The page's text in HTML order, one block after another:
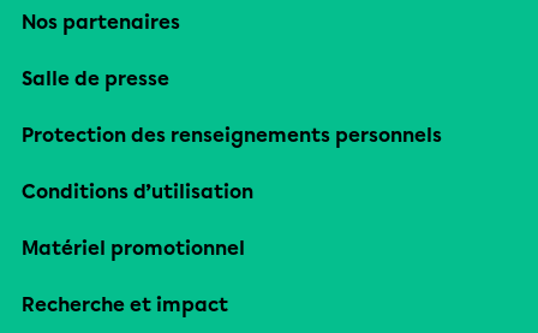
Nos partenaires
Salle de presse
Protection des renseignements personnels
Conditions d’utilisation
Matériel promotionnel
Recherche et impact